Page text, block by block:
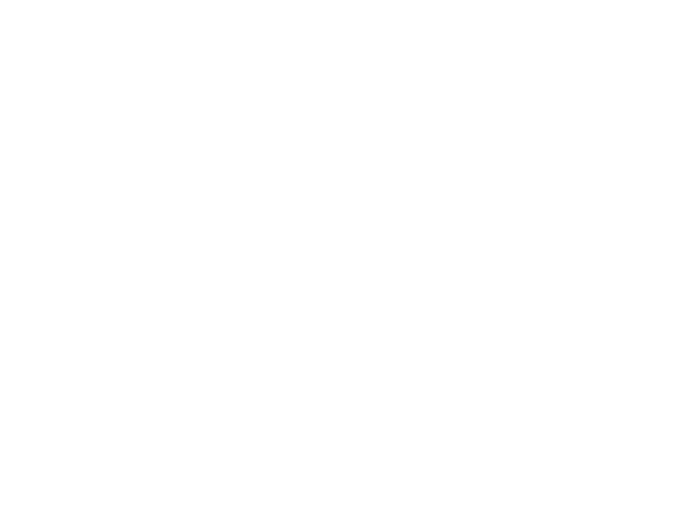
haine, incaltaminte, coafuri, tunsori, desene de colorat, poze cu modele de manichiuri!❤️